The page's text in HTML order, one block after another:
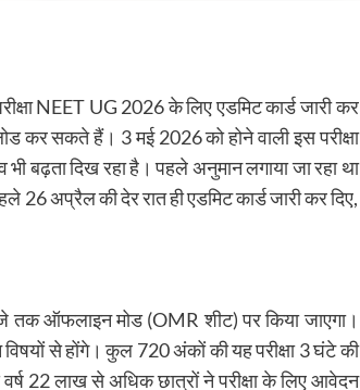
NEET UG 2026के लिए एडमिट कार्ड जारी कर
कर सकते हैं। 3 मई 2026 को होने वाली इस परीक्षा
बढ़ता दिख रहा है। पहले अनुमान लगाया जा रहा था
अप्रैल की देर रात ही एडमिट कार्ड जारी कर दिए,
तक ऑफलाइन मोड (OMR शीट) पर किया जाएगा।
विषयों से होंगे। कुल 720 अंकों की यह परीक्षा 3 घंटे की
22 लाख से अधिक छात्रों ने परीक्षा के लिए आवेदन